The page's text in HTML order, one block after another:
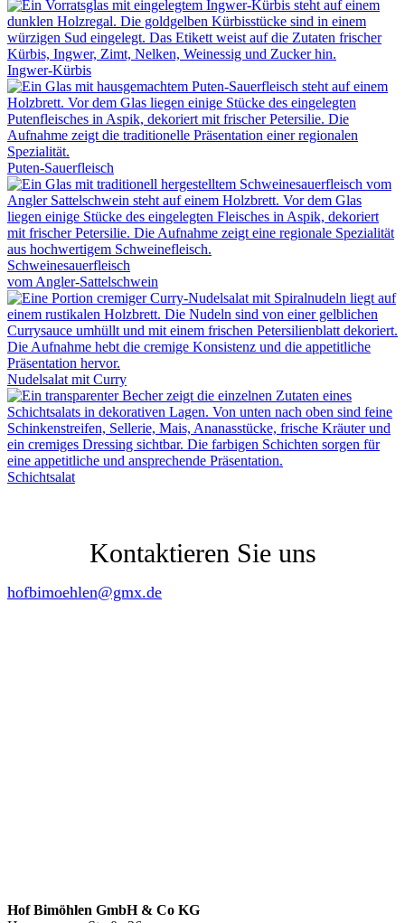
Ingwer-Kürbis
Puten-Sauerfleisch
Schweinesauerfleisch
vom Angler-Sattelschwein
Nudelsalat mit Curry
Schichtsalat
Kontaktieren Sie uns
hofbimoehlen@gmx.de
Hof Bimöhlen GmbH & Co KG